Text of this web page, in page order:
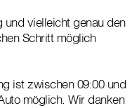
und vielleicht genau den
Schritt möglich
ist zwischen 09:00 und
möglich. Wir danken